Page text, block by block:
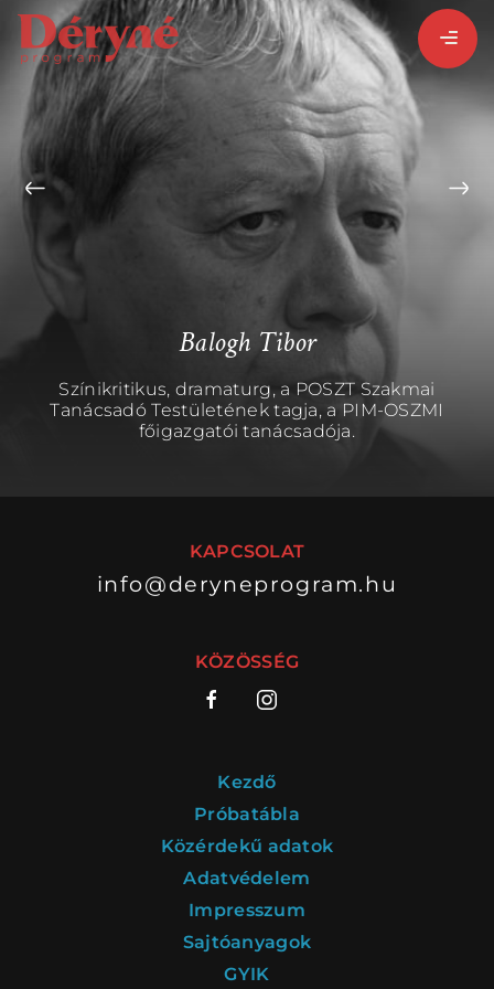
BEJELENTKEZEM
REGISZTRÁLOK
ALPROGRAMOK:
KÖZREMŰKÖDŐK:
SZAKMAI BIZOTTSÁG
MENTOROK
ELŐADÁSOK
Balogh Tibor
Színikritikus, dramaturg, a POSZT Szakmai
Tanácsadó Testületének tagja, a PIM-OSZMI
főigazgatói tanácsadója.
KAPCSOLAT
info@deryneprogram.hu
KÖZÖSSÉG
Kezdő
Próbatábla
Közérdekű adatok
Adatvédelem
Impresszum
Sajtóanyagok
GYIK